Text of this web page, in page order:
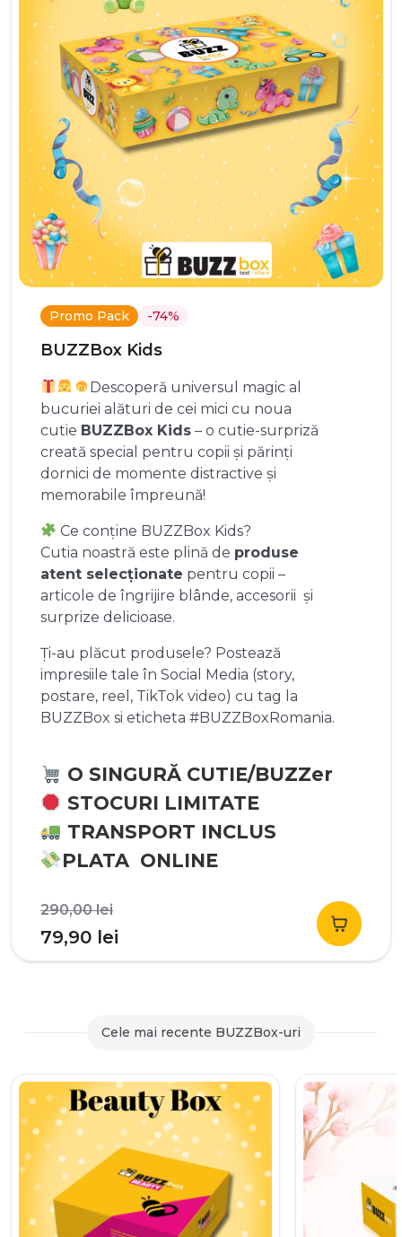
Promo Pack -74%
BUZZBox Kids
Descoperă universul magic al
bucuriei alături de cei mici cu noua
cutie BUZZBox Kids – o cutie-surpriză
creată special pentru copii și părinți
dornici de momente distractive și
memorabile împreună!
Ce conține BUZZBox Kids?
Cutia noastră este plină de produse
atent selecționate pentru copii –
articole de îngrijire blânde, accesorii și
surprize delicioase.
Ți-au plăcut produsele? Postează
impresiile tale în Social Media (story,
postare, reel, TikTok video) cu tag la
BUZZBox si eticheta #BUZZBoxRomania.
O SINGURĂ CUTIE/BUZZer
STOCURI LIMITATE
TRANSPORT INCLUS
PLATA ONLINE
290,00leiPrețul
inițial
a
290,00 lei.
79,90 lei
curent
79,90 lei.
Cele mai recente BUZZBox-uri